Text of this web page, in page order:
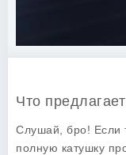
Что
Слушай, бро! Если
полную катушку